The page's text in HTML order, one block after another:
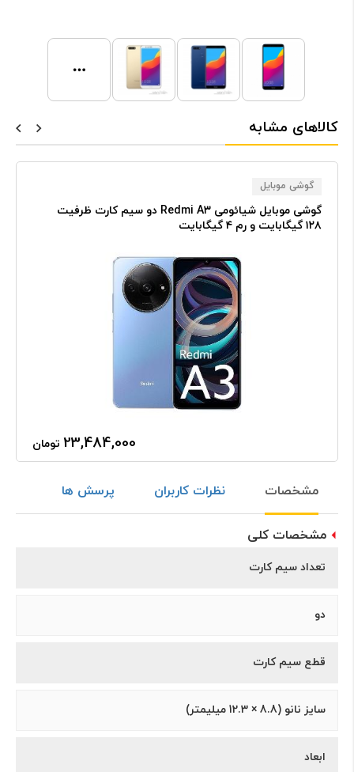
کالاهای مشابه
گوشی موبایل
گوشی موبایل شیائومی Redmi A۳ دو سیم کارت ظرفیت
۱۲۸ گیگابایت و رم ۴ گیگابایت
23,484,000 تومان
مشخصات نظرات کاربران پرسش ها
مشخصات کلی
تعداد سیم کارت
دو
قطع سیم کارت
سايز نانو (8.8 × 12.3 ميلیمتر)
ابعاد